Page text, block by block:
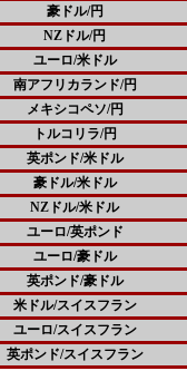
豪ドル/円
NZドル/円
ユーロ/米ドル
南アフリカランド/円
メキシコペソ/円
トルコリラ/円
英ポンド/米ドル
豪ドル/米ドル
NZドル/米ドル
ユーロ/英ポンド
ユーロ/豪ドル
英ポンド/豪ドル
米ドル/スイスフラン
ユーロ/スイスフラン
英ポンド/スイスフラン